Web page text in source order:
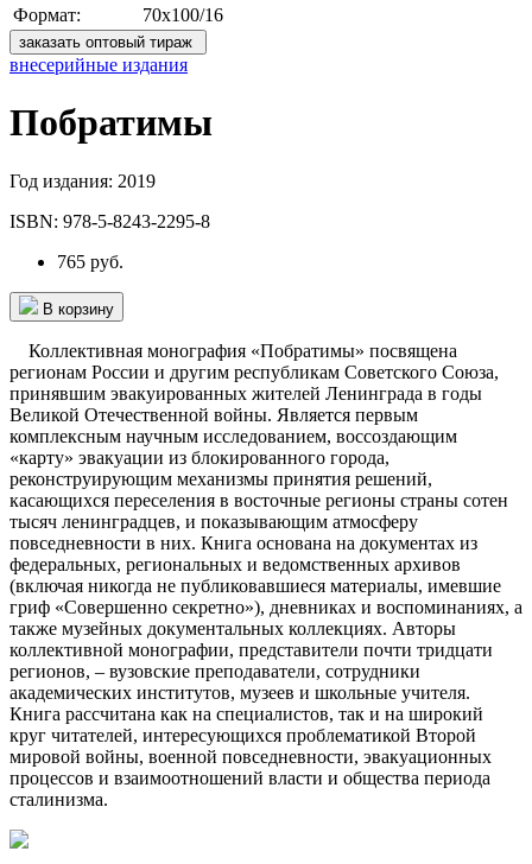
Формат:
70х100/16
заказать оптовый тираж
внесерийные издания
Побратимы
Год издания: 2019
ISBN: 978-5-8243-2295-8
765 руб.
В корзину
Коллективная монография «Побратимы» посвящена
регионам России и другим республикам Советского Союза,
принявшим эвакуированных жителей Ленинграда в годы
Великой Отечественной войны. Является первым
комплексным научным исследованием, воссоздающим
«карту» эвакуации из блокированного города,
реконструирующим механизмы принятия решений,
касающихся переселения в восточные регионы страны сотен
тысяч ленинградцев, и показывающим атмосферу
повседневности в них. Книга основана на документах из
федеральных, региональных и ведомственных архивов
(включая никогда не публиковавшиеся материалы, имевшие
гриф «Совершенно секретно»), дневниках и воспоминаниях, а
также музейных документальных коллекциях. Авторы
коллективной монографии, представители почти тридцати
регионов, – вузовские преподаватели, сотрудники
академических институтов, музеев и школьные учителя.
Книга рассчитана как на специалистов, так и на широкий
круг читателей, интересующихся проблематикой Второй
мировой войны, военной повседневности, эвакуационных
процессов и взаимоотношений власти и общества периода
сталинизма.